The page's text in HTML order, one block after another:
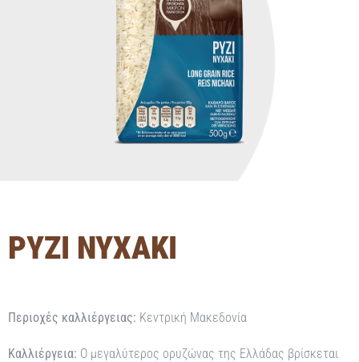
ΡΥΖΙ ΝΥΧΑΚΙ
Περιοχές καλλιέργειας: Κεντρική Μακεδονία
Καλλιέργεια: Ο μεγαλύτερος ορυζώνας της Ελλάδας βρίσκεται